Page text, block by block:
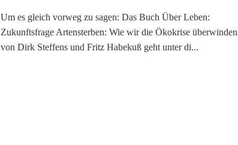
Um es gleich vorweg zu sagen: Das Buch Über Leben:
Zukunftsfrage Artensterben: Wie wir die Ökokrise überwinden
von Dirk Steffens und Fritz Habekuß geht unter di...